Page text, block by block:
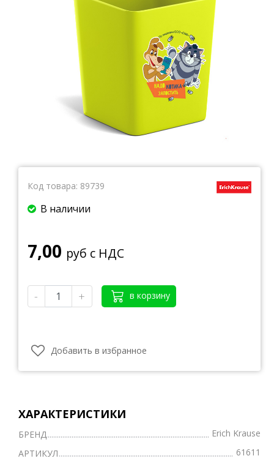
Ватманы, калька, бумага миллиметровая, форматки
Бумага для художественных и дизайнерских работ
Бумага для факса
Грамоты, дипломы, благодарности
Канцелярские книги, книги учета
Бумага писчая, газетная, копирка
Код товара: 89739
В наличии
7,00 руб с НДС
- + в корзину
Добавить в избранное
ХАРАКТЕРИСТИКИ
БРЕНД
Erich Krause
АРТИКУЛ
61611